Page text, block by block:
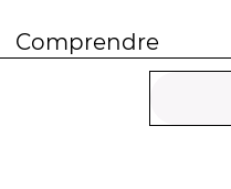
Comprendre